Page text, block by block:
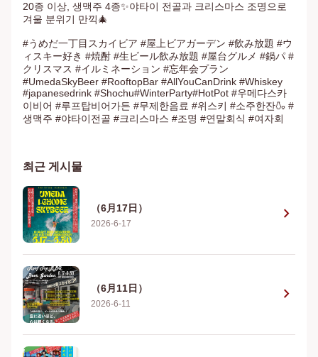
20종 이상, 생맥주 4종✨야타이 전골과 크리스마스 조명으로
겨울 분위기 만끽🎄
#うめだ一丁目スカイビア #屋上ビアガーデン #飲み放題 #ウ
ィスキー好き #焼酎 #生ビール飲み放題 #屋台グルメ #鍋パ #
クリスマス #イルミネーション #忘年会プラン
#UmedaSkyBeer #RooftopBar #AllYouCanDrink #Whiskey
#japanesedrink #Shochu#WinterParty#HotPot #우메다스카
이비어 #루프탑비어가든 #무제한음료 #위스키 #소주한잔🍶 #
생맥주 #야타이전골 #크리스마스 #조명 #연말회식 #여자회
최근 게시물
（6月17日）
2026-6-17 chevron_right
（6月11日）
2026-6-11 chevron_right